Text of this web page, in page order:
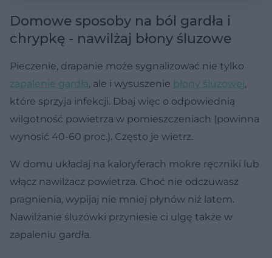
Domowe sposoby na ból gardła i
chrypkę - nawilżaj błony śluzowe
Pieczenie, drapanie może sygnalizować nie tylko
zapalenie gardła, ale i wysuszenie błony śluzowej,
które sprzyja infekcji. Dbaj więc o odpowiednią
wilgotność powietrza w pomieszczeniach (powinna
wynosić 40-60 proc.). Często je wietrz.
W domu układaj na kaloryferach mokre ręczniki lub
włącz nawilżacz powietrza. Choć nie odczuwasz
pragnienia, wypijaj nie mniej płynów niż latem.
Nawilżanie śluzówki przyniesie ci ulgę także w
zapaleniu gardła.